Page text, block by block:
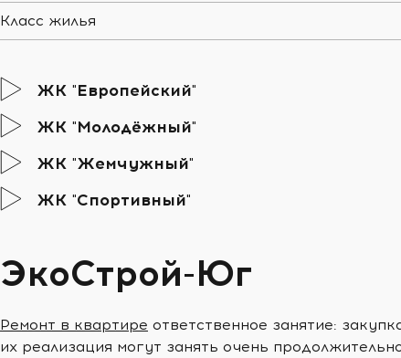
Класс жилья
ЖК "Европейский"
ЖК "Молодёжный"
ЖК "Жемчужный"
ЖК "Спортивный"
ЭкоСтрой-Юг
Ремонт в квартире ответственное занятие:
их реализация могут занять очень